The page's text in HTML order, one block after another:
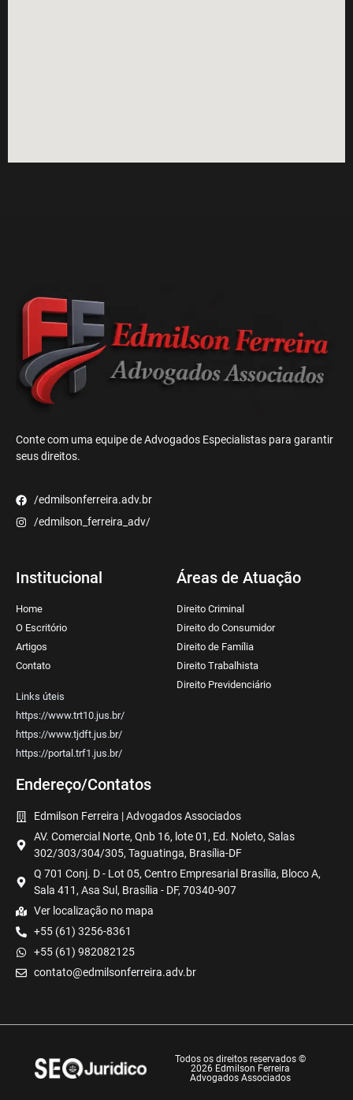
Conte com uma equipe de Advogados Especialistas para garantir
seus direitos.
/edmilsonferreira.adv.br
/edmilson_ferreira_adv/
Institucional
Home
O Escritório
Artigos
Contato
Links úteis
https://www.trt10.jus.br/
https://www.tjdft.jus.br/
https://portal.trf1.jus.br/
Áreas de Atuação
Direito Criminal
Direito do Consumidor
Direito de Família
Direito Trabalhista
Direito Previdenciário
Endereço/Contatos
Edmilson Ferreira | Advogados Associados
AV. Comercial Norte, Qnb 16, lote 01, Ed. Noleto, Salas
302/303/304/305, Taguatinga, Brasília-DF
Q 701 Conj. D - Lot 05, Centro Empresarial Brasília, Bloco A,
Sala 411, Asa Sul, Brasília - DF, 70340-907
Ver localização no mapa
+55 (61) 3256-8361
+55 (61) 982082125
contato@edmilsonferreira.adv.br
Todos os direitos reservados ©
2026 Edmilson Ferreira
Advogados Associados